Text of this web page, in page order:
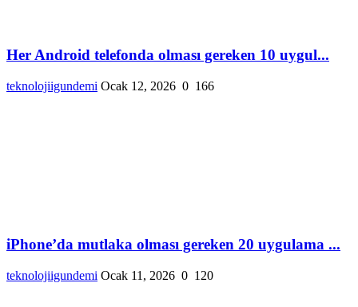
Her Android telefonda olması gereken 10 uygul...
teknolojiigundemi Ocak 12, 2026 0 166
iPhone’da mutlaka olması gereken 20 uygulama ...
teknolojiigundemi Ocak 11, 2026 0 120